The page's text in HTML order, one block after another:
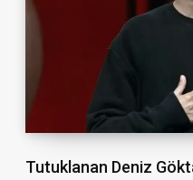
Tutuklanan Deniz